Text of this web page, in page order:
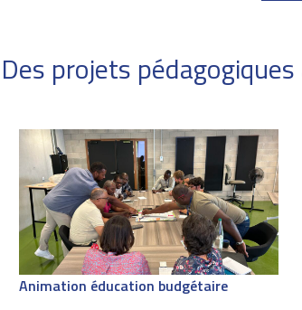
Des projets
Animation éducation budgétaire